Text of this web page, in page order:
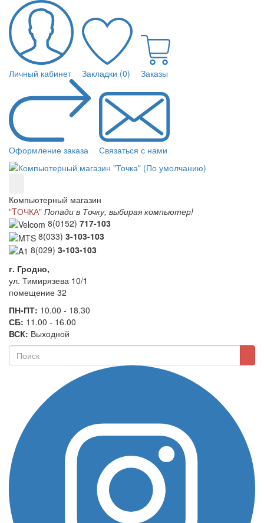
Личный кабинет Закладки (0) Заказы
Оформление заказа Связаться с нами
Компьютерный магазин
"TОЧКА" Попади в Точку, выбирая компьютер!
8(0152) 717-103
8(033) 3-103-103
8(029) 3-103-103
г. Гродно,
ул. Тимирязева 10/1
помещение 32
ПН-ПТ: 10.00 - 18.30
СБ: 11.00 - 16.00
ВСК: Выходной